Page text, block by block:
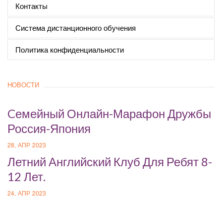
Контакты
Система дистанционного обучения
Политика конфиденциальности
НОВОСТИ
Cемейный Онлайн-Марафон Дружбы
Россия-Япония
28, АПР 2023
Летний Английский Клуб Для Ребят 8-
12 Лет.
24, АПР 2023